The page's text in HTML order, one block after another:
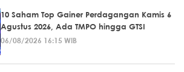
10 Saham Top Gainer Perdagangan Kamis 6
Agustus 2026, Ada TMPO hingga GTSI
06/08/2026 16:15 WIB